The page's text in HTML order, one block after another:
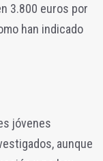
3.800 euros por
han indicado
jóvenes
aunque